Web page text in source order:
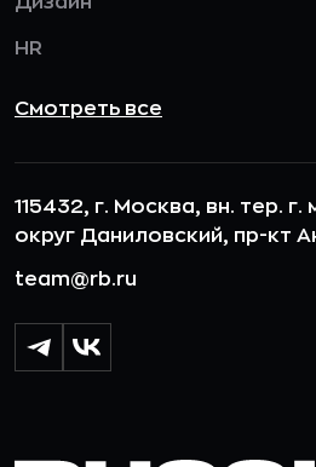
HR
Смотреть все
115432, г. Москва, вн. тер. г.
округ Даниловский, пр-кт
team@rb.ru